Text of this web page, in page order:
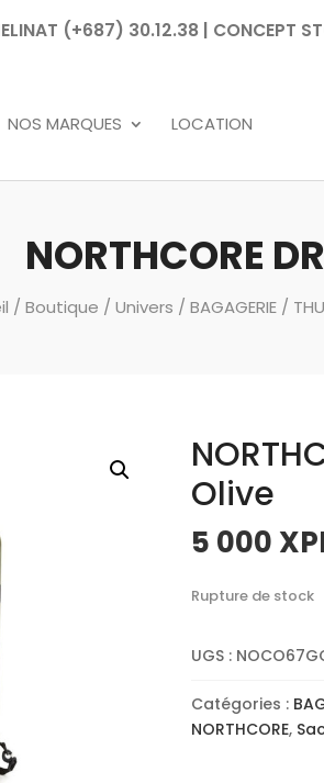
(+687) 30.12.38 | CONCEPT
NOS MARQUES LOCATION
NORTHCORE
/ Boutique / Univers / BAGAGERIE/
Olive
5 000
Rupture de stock
UGS :
Catégories :
NORTHCORE,